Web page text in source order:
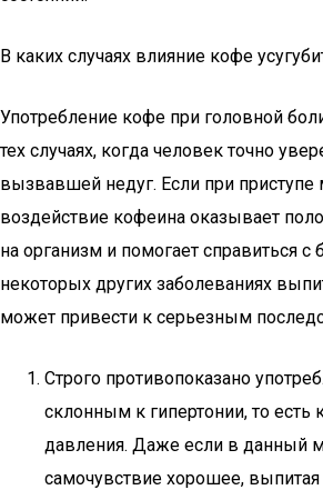
В каких случаях влияние кофе
Употребление кофе при головной
тех случаях, когда человек точно
вызвавшей недуг. Если при приступе
воздействие кофеина оказывает
на организм и помогает справиться с
некоторых других заболеваниях
может привести к серьезным
Строго противопоказано
склонным к гипертонии, то
давления. Даже если в данный
самочувствие хорошее, выпитая